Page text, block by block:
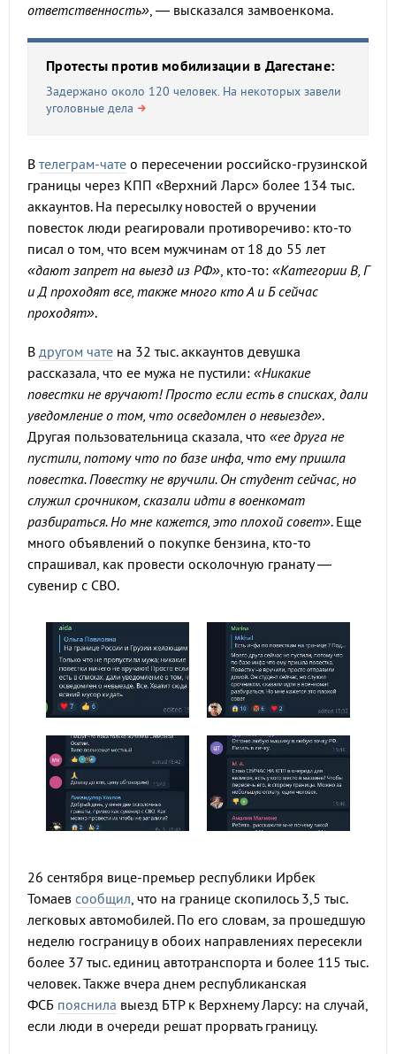
ответственность», — высказался замвоенкома.
Протесты против мобилизации в Дагестане:
Задержано около 120 человек. На некоторых завели
уголовные дела
В телеграм-чате о пересечении российско-грузинской
границы через КПП «Верхний Ларс» более 134 тыс.
аккаунтов. На пересылку новостей о вручении
повесток люди реагировали противоречиво: кто-то
писал о том, что всем мужчинам от 18 до 55 лет
«дают запрет на выезд из РФ», кто-то: «Категории В, Г
и Д проходят все, также много кто А и Б сейчас
проходят».
В другом чате на 32 тыс. аккаунтов девушка
рассказала, что ее мужа не пустили: «Никакие
повестки не вручают! Просто если есть в списках, дали
уведомление о том, что осведомлен о невыезде».
Другая пользовательница сказала, что «ее друга не
пустили, потому что по базе инфа, что ему пришла
повестка. Повестку не вручили. Он студент сейчас, но
служил срочником, сказали идти в военкомат
разбираться. Но мне кажется, это плохой совет». Еще
много объявлений о покупке бензина, кто-то
спрашивал, как провести осколочную гранату —
сувенир с СВО.
26 сентября вице-премьер республики Ирбек
Томаев сообщил, что на границе скопилось 3,5 тыс.
легковых автомобилей. По его словам, за прошедшую
неделю госграницу в обоих направлениях пересекли
более 37 тыс. единиц автотранспорта и более 115 тыс.
человек. Также вчера днем республиканская
ФСБ пояснила выезд БТР к Верхнему Ларсу: на случай,
если люди в очереди решат прорвать границу.